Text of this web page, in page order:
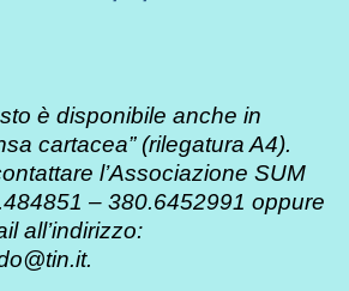
è disponibile anche in
cartacea” (rilegatura A4).
l’Associazione SUM
– 380.6452991 oppure
all’indirizzo: